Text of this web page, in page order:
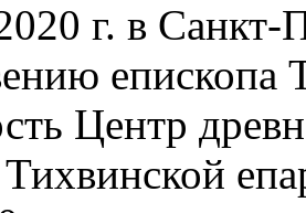
г. в
епископа
Центр